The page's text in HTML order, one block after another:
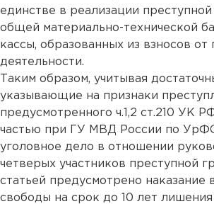
единстве в реализации
общей материально-технической
кассы, образованных из взносов от
деятельности.
Таким образом, учитывая
указывающие на признаки
предусмотренного ч.1,2 ст.210 УК
частью при ГУ МВД России по
уголовное дело в отношении
четверых участников преступной
статьей предусмотрено наказание
свободы на срок до 10 лет